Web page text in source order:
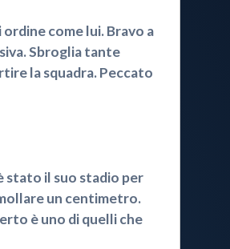
come lui. Bravo a
Sbroglia tante
la squadra. Peccato
stato il suo stadio per
un centimetro.
è uno di quelli che